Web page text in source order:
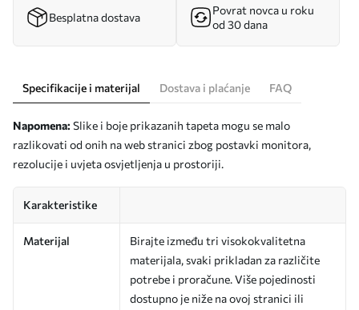
Besplatna dostava
Povrat novca u roku
od 30 dana
Specifikacije i materijal Dostava i plaćanje FAQ
Napomena: Slike i boje prikazanih tapeta mogu se malo
razlikovati od onih na web stranici zbog postavki monitora,
rezolucije i uvjeta osvjetljenja u prostoriji.
Karakteristike
Materijal
Birajte između tri visokokvalitetna
materijala, svaki prikladan za različite
potrebe i proračune. Više pojedinosti
dostupno je niže na ovoj stranici ili